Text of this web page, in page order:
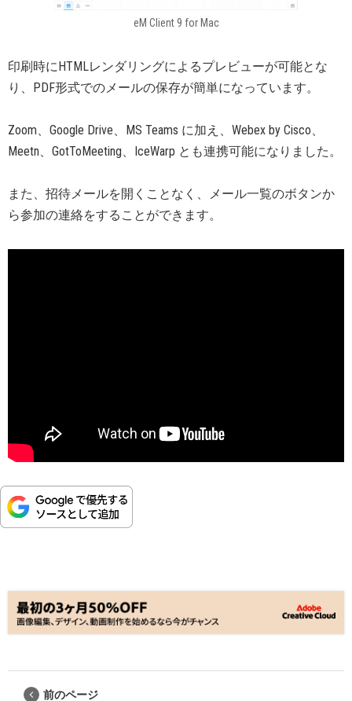
eM Client 9 for Mac
印刷時にHTMLレンダリングによるプレビューが可能とな
り、PDF形式でのメールの保存が簡単になっています。
Zoom、Google Drive、MS Teams に加え、Webex by Cisco、
Meetn、GotToMeeting、IceWarp とも連携可能になりました。
また、招待メールを開くことなく、メール一覧のボタンか
ら参加の連絡をすることができます。
前のページ